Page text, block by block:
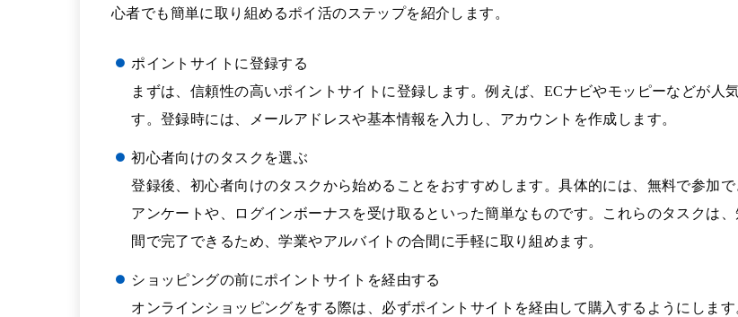
心者でも簡単に取り組めるポイ活のステップを紹介します。
ポイントサイトに登録する
まずは、信頼性の高いポイントサイトに登録します。例えば、ECナビやモッピーなどが人
す。登録時には、メールアドレスや基本情報を入力し、アカウントを作成します。
初心者向けのタスクを選ぶ
登録後、初心者向けのタスクから始めることをおすすめします。具体的には、無料で参加で
アンケートや、ログインボーナスを受け取るといった簡単なものです。これらのタスクは
間で完了できるため、学業やアルバイトの合間に手軽に取り組めます。
ショッピングの前にポイントサイトを経由する
オンラインショッピングをする際は、必ずポイントサイトを経由して購入するようにします